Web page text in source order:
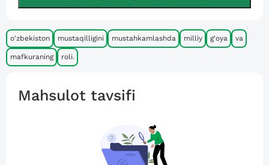
o'zbekiston mustaqilligini mustahkamlashda milliy g'oya va
mafkuraning roli.
Mahsulot tavsifi